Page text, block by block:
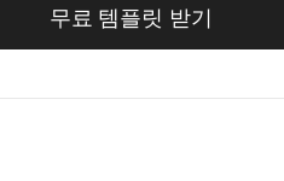
무료 템플릿 받기